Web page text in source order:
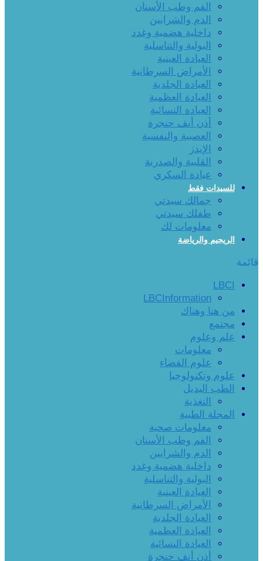
الفم وطب الأسنان
الدم والشرايين
داخلية هضمية وغدد
البولية والتناسلية
العيادة العينية
الأمراض السرطانية
العيادة الجلدية
العيادة العظمية
العيادة النسائية
أذن أنف حنجرة
العصبية والنفسية
الإيدز
القلبية والصدرية
عيادة السكري
للسيدات فقط
جمالك سيدتي
طفلك سيدتي
معلومات لك
الريجيم والرياضة
قائمة
LBCI
LBCInformation
من هنا وهناك
مجتمع
علم وعلوم
معلومات
علوم الفضاء
علوم وتكنولوجيا
الطب البديل
التغذية
المجلة الطبية
معلومات صحية
الفم وطب الأسنان
الدم والشرايين
داخلية هضمية وغدد
البولية والتناسلية
العيادة العينية
الأمراض السرطانية
العيادة الجلدية
العيادة العظمية
العيادة النسائية
أذن أنف حنجرة